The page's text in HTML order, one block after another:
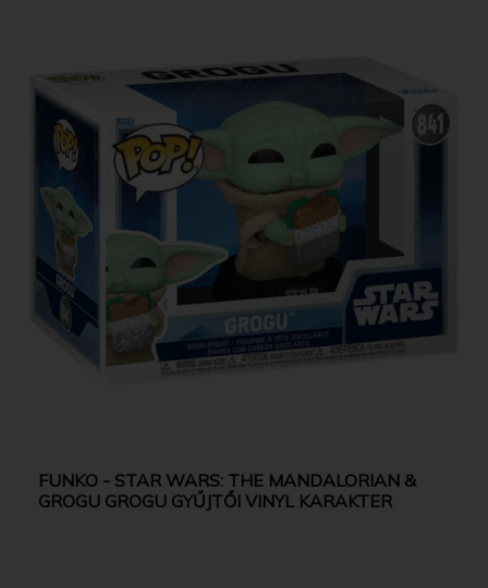
FUNKO - STAR WARS: THE MANDALORIAN &
GROGU GROGU GYŰJTŐI VINYL KARAKTER